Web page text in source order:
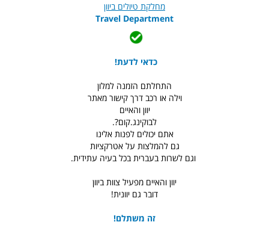
מחלקת טיולים ביוון
Travel Department
כדאי לדעת!
התחלתם הזמנה למלון
וילה או רכב דרך קישור מאתר
יוון והאיים
לבוקינג.קום?.
אתם יכולים לפנות אלינו
גם להמלצות על אטרקציות
וגם לשרות בעברית בכל בעיה עתידית.
יוון והאיים מפעיל צוות ביוון
דובר גם יוונית!
זה משתלם!